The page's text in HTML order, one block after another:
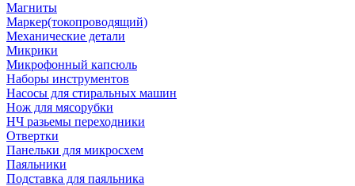
Магниты
Маркер(токопроводящий)
Механические детали
Микрики
Микрофонный капсюль
Наборы инструментов
Насосы для стиральных машин
Нож для мясорубки
НЧ разьемы переходники
Отвертки
Панельки для микросхем
Паяльники
Подставка для паяльника